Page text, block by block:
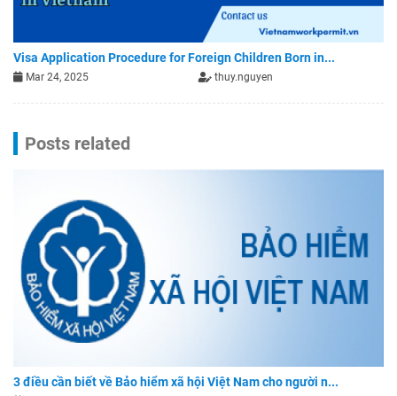
Visa Application Procedure for Foreign Children Born in...
Mar 24, 2025 thuy.nguyen
Posts related
3 điều cần biết về Bảo hiểm xã hội Việt Nam cho người n...